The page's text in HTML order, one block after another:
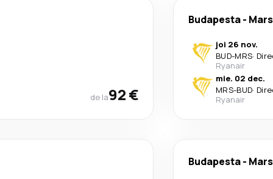
de la92 €
Budapesta-
joi 26 nov.
BUD-MRS·
Ryanair
mie. 02 dec.
MRS-BUD·
Ryanair
Budapesta-